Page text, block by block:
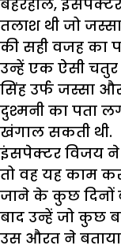
बहरहाल,
तलाश थी जो
की सही वजह का
उन्हें एक ऐसी
सिंह उर्फ जस्सा
दुश्मनी का पता
खंगाल सकती थी.
इंसपेक्टर विजय
तो वह यह काम
जाने के कुछ दिनों
बाद उन्हें जो कुछ
उस औरत ने